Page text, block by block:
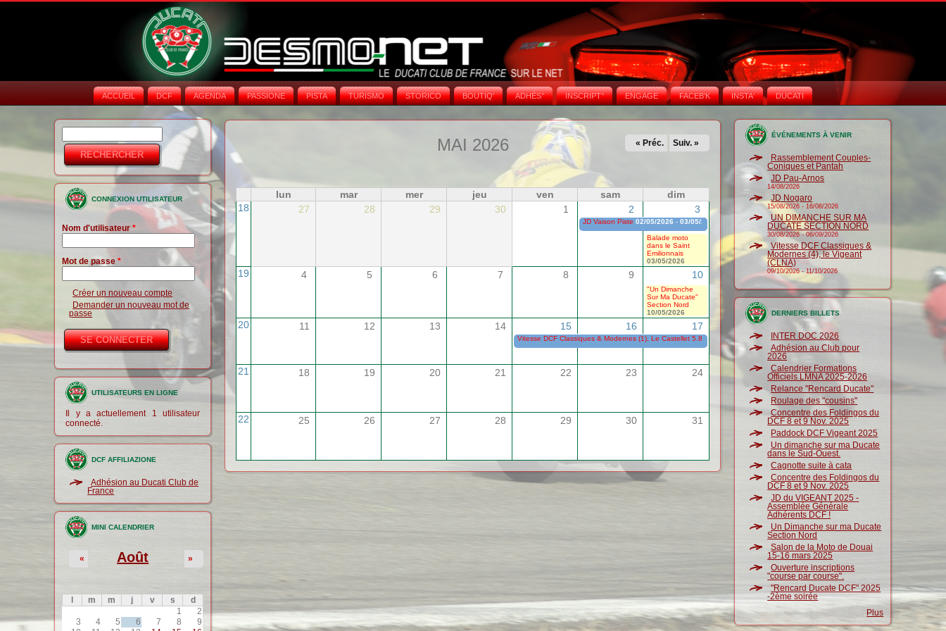
ACCUEIL DCF AGENDA PASSIONE PISTA TURISMO STORICO BOUTIQ' ADHÉS° INSCRIPT° ENGAGE FACEB'K INSTA‘ DUCATI
Formulaire de
recherche
CONNEXION UTILISATEUR
Nom d'utilisateur*
Mot de passe*
Créer un nouveau compte
Demander un nouveau mot de
passe
UTILISATEURS EN LIGNE
Il y a actuellement 1 utilisateur
connecté.
DCF AFFILIAZIONE
Adhésion au Ducati Club de
France
MINI CALENDRIER
Août
« »
m m j v s
d
1
2
3
4 5 6 7 8
9
MAI 2026 « Préc. Suiv. »
lun mar mer jeu ven sam
dim
18
27 28 29 30 1 2 3
JD Vaison Piste 02/05/2026 -03/05/2026
Balade moto
dans le Saint
Emilionnais
03/05/2026
19 4 5 6 7 8 9 10
"Un Dimanche
Sur Ma Ducate"
Section Nord
10/05/2026
20 11 12 13 14 15 16 17
Vitesse DCF Classiques & Modernes (1), Le Castellet 5.8 (Sunday Ride Classic) 15/05/2026-17/05/2026
21 18 19 20 21 22 23 24
22 25 26 27 28 29 30 31
ÉVÉNEMENTS À VENIR
Rassemblement Couples-
Coniques et Pantah
JD Pau-Arnos
14/08/2026
JD Nogaro
15/08/2026 -16/08/2026
UN DIMANCHE SUR MA
DUCATE SECTION NORD
30/08/2026-06/09/2026
Vitesse DCF Classiques &
Modernes (4), le Vigeant
(CLNA)
09/10/2026-11/10/2026
DERNIERS BILLETS
INTER DOC 2026
Adhésion au Club pour
2026
Calendrier Formations
Officiels LMNA 2025-2026
Relance "Rencard Ducate"
Roulage des "cousins"
Concentre des Foldingos du
DCF 8 et 9 Nov. 2025
Paddock DCF Vigeant 2025
Un dimanche sur ma Ducate
dans le Sud-Ouest.
Cagnotte suite à cata
Concentre des Foldingos du
DCF 8 et 9 Nov. 2025
JD du VIGEANT 2025 -
Assemblée Générale
Adhérents DCF !
Un Dimanche sur ma Ducate
Section Nord
Salon de la Moto de Douai
15-16 mars 2025
Ouverture inscriptions
"course par course".
"Rencard Ducate DCF" 2025
-2ème soirée
Plus